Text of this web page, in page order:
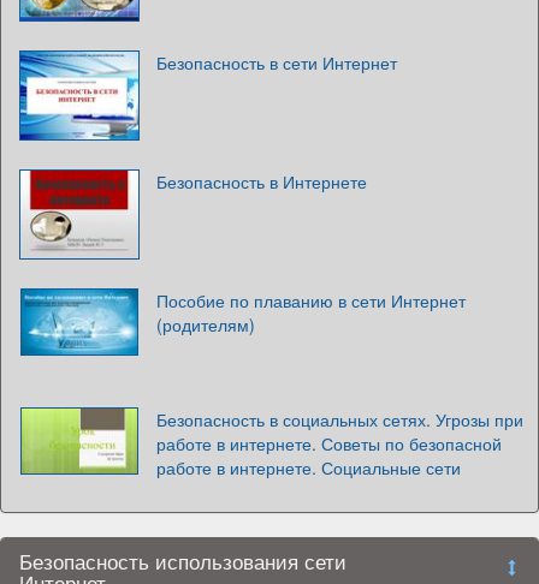
Безопасность в сети Интернет
Безопасность в Интернете
Пособие по плаванию в сети Интернет
(родителям)
Безопасность в социальных сетях. Угрозы при
работе в интернете. Советы по безопасной
работе в интернете. Социальные сети
Безопасность использования сети